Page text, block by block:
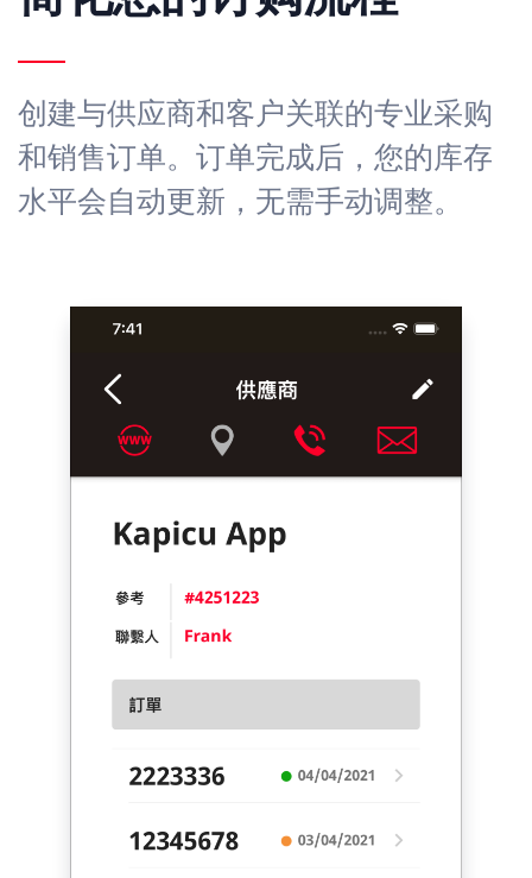
创建与供应商和客户关联的专业采购
和销售订单。订单完成后，您的库存
水平会自动更新，无需手动调整。